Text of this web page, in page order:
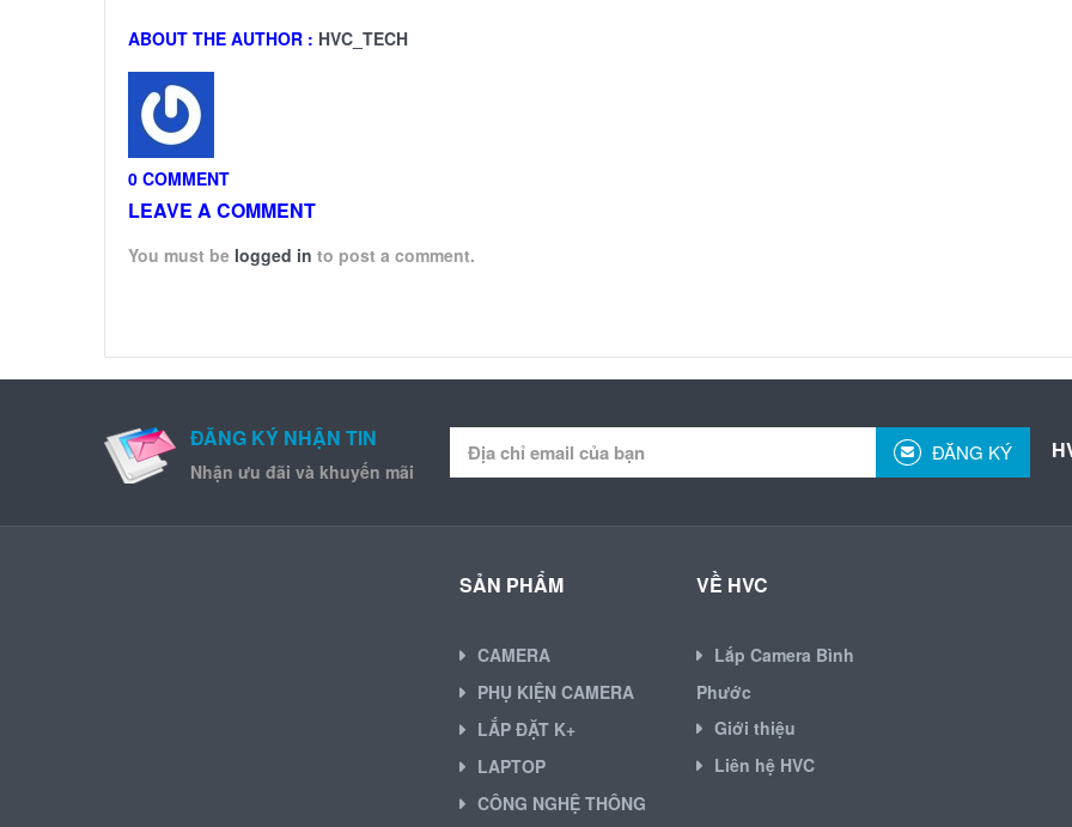
ABOUT THE AUTHOR : HVC_TECH
0 COMMENT
LEAVE A COMMENT
You must be logged in to post a comment.
ĐĂNG KÝ NHẬN TIN
Nhận ưu đãi và khuyến mãi
ĐĂNG KÝ
SẢN PHẨM
CAMERA
PHỤ KIỆN CAMERA
LẮP ĐẶT K+
LAPTOP
CÔNG NGHỆ THÔNG
VỀ HVC
Lắp Camera Bình
Phước
Giới thiệu
Liên hệ HVC